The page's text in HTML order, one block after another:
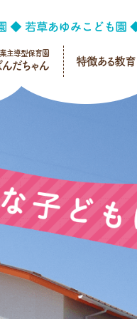
主導型保育園
んだちゃん 特徴ある教育